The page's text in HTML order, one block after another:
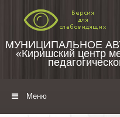
МУНИЦИПАЛЬНОЕ
«Киришский центр
Меню